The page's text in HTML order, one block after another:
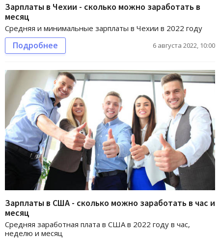
Зарплаты в Чехии - сколько можно заработать в
месяц
Средняя и минимальные зарплаты в Чехии в 2022 году
Подробнее 6 августа 2022, 10:00
Зарплаты в США - сколько можно заработать в час и
месяц
Средняя заработная плата в США в 2022 году в час,
неделю и месяц